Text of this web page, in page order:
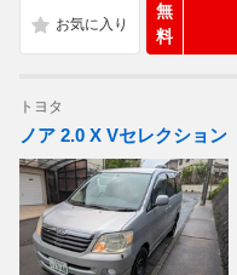
無
料
トヨタ
ノア 2.0 X Vセレクション